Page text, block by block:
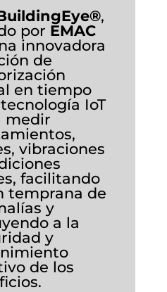
,
por EMAC
innovadora
de
en tiempo
IoT
medir
vibraciones
facilitando
temprana de
y
a la
y
de los